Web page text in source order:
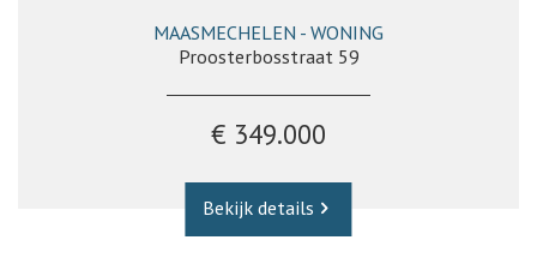
MAASMECHELEN - WONING
Proosterbosstraat 59
€ 349.000
Bekijk details